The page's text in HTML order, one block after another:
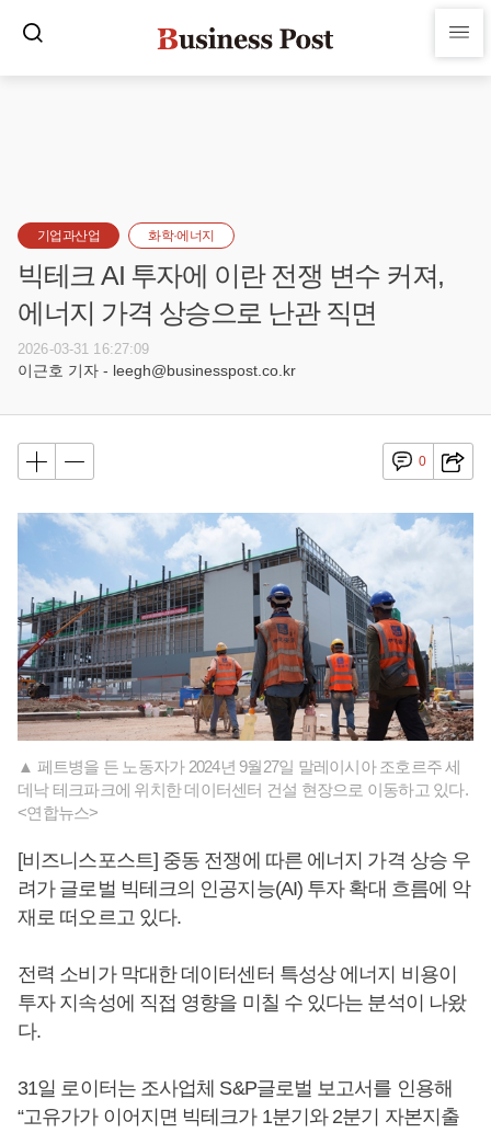
기업과산업 화학·에너지
빅테크 AI 투자에 이란 전쟁 변수 커져,
에너지 가격 상승으로 난관 직면
2026-03-31 16:27:09
이근호 기자 - leegh@businesspost.co.kr
0
▲ 페트병을 든 노동자가 2024년 9월27일 말레이시아 조호르주 세
데낙 테크파크에 위치한 데이터센터 건설 현장으로 이동하고 있다.
<연합뉴스>
[비즈니스포스트] 중동 전쟁에 따른 에너지 가격 상승 우
려가 글로벌 빅테크의 인공지능(AI) 투자 확대 흐름에 악
재로 떠오르고 있다.
전력 소비가 막대한 데이터센터 특성상 에너지 비용이
투자 지속성에 직접 영향을 미칠 수 있다는 분석이 나왔
다.
31일 로이터는 조사업체 S&P글로벌 보고서를 인용해
“고유가가 이어지면 빅테크가 1분기와 2분기 자본지출